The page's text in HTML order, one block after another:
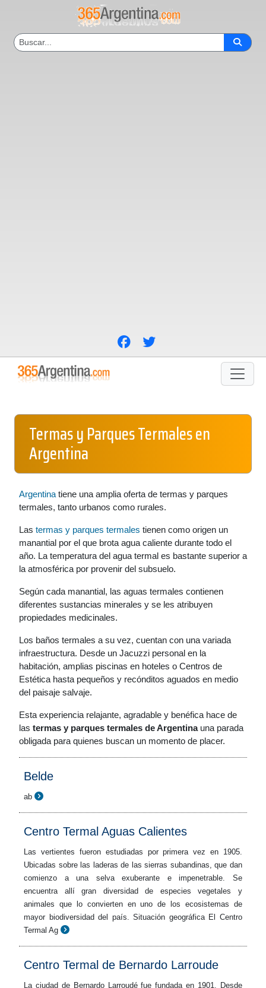
Termas y Parques Termales en
Argentina
Argentina tiene una amplia oferta de termas y parques
termales, tanto urbanos como rurales.
Las termas y parques termales tienen como origen un
manantial por el que brota agua caliente durante todo el
año. La temperatura del agua termal es bastante superior a
la atmosférica por provenir del subsuelo.
Según cada manantial, las aguas termales contienen
diferentes sustancias minerales y se les atribuyen
propiedades medicinales.
Los baños termales a su vez, cuentan con una variada
infraestructura. Desde un Jacuzzi personal en la
habitación, amplias piscinas en hoteles o Centros de
Estética hasta pequeños y recónditos aguados en medio
del paisaje salvaje.
Esta experiencia relajante, agradable y benéfica hace de
las termas y parques termales de Argentinauna parada
obligada para quienes buscan un momento de placer.
Belde
ab
Centro Termal Aguas Calientes
Las vertientes fueron estudiadas por primera vez en 1905.
Ubicadas sobre las laderas de las sierras subandinas, que dan
comienzo a una selva exuberante e impenetrable. Se
encuentra allí gran diversidad de especies vegetales y
animales que lo convierten en uno de los ecosistemas de
mayor biodiversidad del país. Situación geográfica El Centro
Termal Ag
Centro Termal de Bernardo Larroude
La ciudad de Bernardo Larroudé fue fundada en 1901. Desde